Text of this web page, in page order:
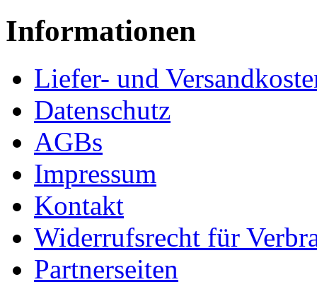
Informationen
Liefer- und
Datenschutz
AGBs
Impressum
Kontakt
Widerrufsrecht für
Partnerseiten